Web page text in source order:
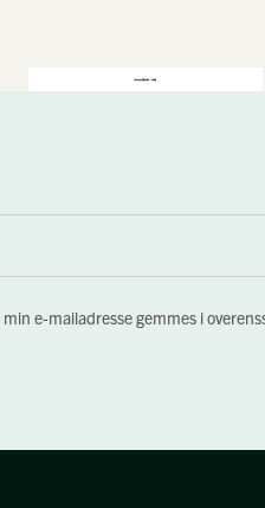
e-mailadresse gemmes i